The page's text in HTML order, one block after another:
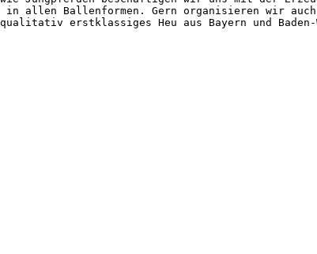
allen Ballenformen. Gern organisieren wir
erstklassiges Heu aus Bayern und Baden-